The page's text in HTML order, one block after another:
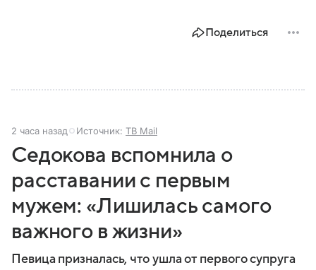
Поделиться
2 часа назад Источник: ТВ Mail
Седокова вспомнила о
расставании с первым
мужем: «Лишилась самого
важного в жизни»
Певица призналась, что ушла от первого супруга